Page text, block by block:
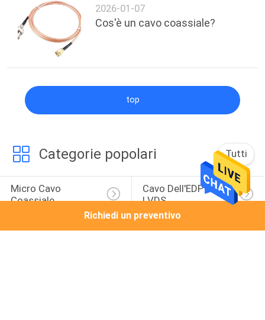
2026-01-07
Cos'è un cavo coassiale?
top
Categorie popolari Tutti
Micro Cavo
Coassiale
Cavo Dell'EDP Di
LVDS
Cavo MIPI
Richiedi un preventivo